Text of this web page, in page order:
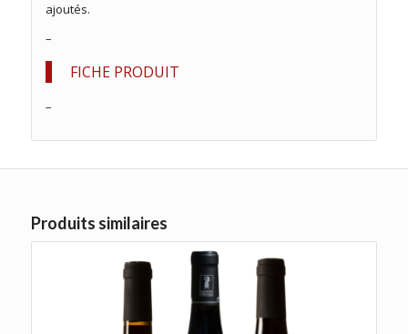
ajoutés.
–
FICHE PRODUIT
–
Produits similaires